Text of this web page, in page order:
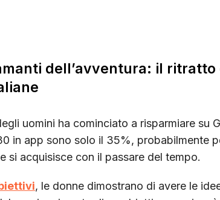
dell’avventura: il ritratto
uomini ha cominciato a risparmiare su
in app sono solo il 35%, probabilmente
si acquisisce con il passare del tempo.
, le donne dimostrano di avere le